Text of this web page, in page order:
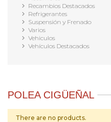
Recambios Destacados
Refrigerantes
Suspensión y Frenado
Varios
Vehiculos
Vehículos Destacados
POLEA CIGÜEÑAL
There are no products.